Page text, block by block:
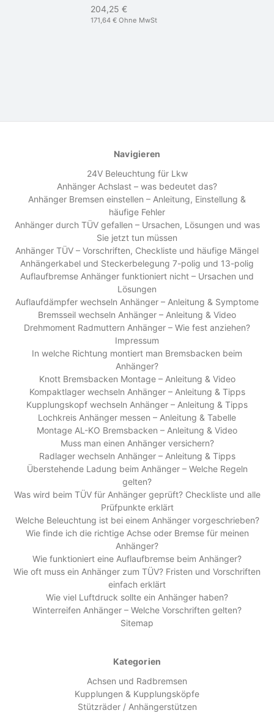
204,25 €
171,64 € Ohne MwSt
Navigieren
24V Beleuchtung für Lkw
Anhänger Achslast – was bedeutet das?
Anhänger Bremsen einstellen – Anleitung, Einstellung &
häufige Fehler
Anhänger durch TÜV gefallen – Ursachen, Lösungen und was
Sie jetzt tun müssen
Anhänger TÜV – Vorschriften, Checkliste und häufige Mängel
Anhängerkabel und Steckerbelegung 7-polig und 13-polig
Auflaufbremse Anhänger funktioniert nicht – Ursachen und
Lösungen
Auflaufdämpfer wechseln Anhänger – Anleitung & Symptome
Bremsseil wechseln Anhänger – Anleitung & Video
Drehmoment Radmuttern Anhänger – Wie fest anziehen?
Impressum
In welche Richtung montiert man Bremsbacken beim
Anhänger?
Knott Bremsbacken Montage – Anleitung & Video
Kompaktlager wechseln Anhänger – Anleitung & Tipps
Kupplungskopf wechseln Anhänger – Anleitung & Tipps
Lochkreis Anhänger messen – Anleitung & Tabelle
Montage AL-KO Bremsbacken – Anleitung & Video
Muss man einen Anhänger versichern?
Radlager wechseln Anhänger – Anleitung & Tipps
Überstehende Ladung beim Anhänger – Welche Regeln
gelten?
Was wird beim TÜV für Anhänger geprüft? Checkliste und alle
Prüfpunkte erklärt
Welche Beleuchtung ist bei einem Anhänger vorgeschrieben?
Wie finde ich die richtige Achse oder Bremse für meinen
Anhänger?
Wie funktioniert eine Auflaufbremse beim Anhänger?
Wie oft muss ein Anhänger zum TÜV? Fristen und Vorschriften
einfach erklärt
Wie viel Luftdruck sollte ein Anhänger haben?
Winterreifen Anhänger – Welche Vorschriften gelten?
Sitemap
Kategorien
Achsen und Radbremsen
Kupplungen & Kupplungsköpfe
Stützräder / Anhängerstützen